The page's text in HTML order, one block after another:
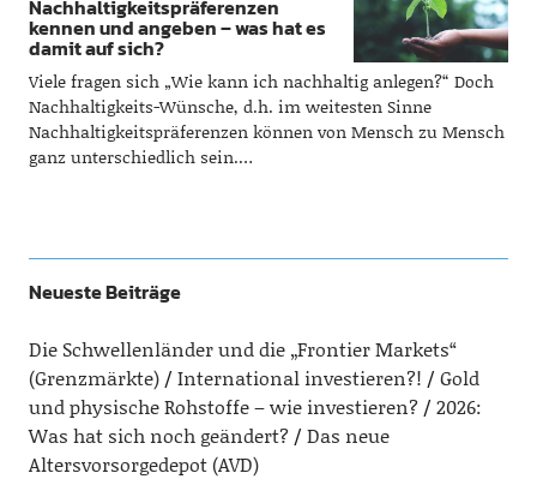
Nachhaltigkeitspräferenzen
kennen und angeben – was hat es
damit auf sich?
Viele fragen sich „Wie kann ich nachhaltig anlegen?“ Doch
Nachhaltigkeits-Wünsche, d.h. im weitesten Sinne
Nachhaltigkeitspräferenzen können von Mensch zu Mensch
ganz unterschiedlich sein.…
Neueste Beiträge
Die Schwellenländer und die „Frontier Markets“
(Grenzmärkte)
International investieren?!
Gold
und physische Rohstoffe – wie investieren?
2026:
Was hat sich noch geändert?
Das neue
Altersvorsorgedepot (AVD)